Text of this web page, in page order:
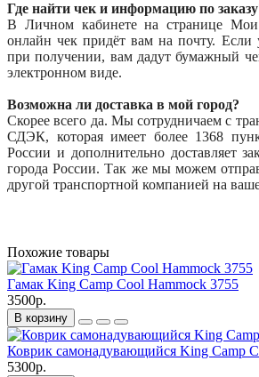
Где найти чек и информацию по
В Личном кабинете на странице
онлайн чек придёт вам на почту. Если
при получении, вам дадут бумажный
электронном виде.
Возможна ли доставка в мой город?
Скорее всего да. Мы сотрудничаем с
СДЭК, которая имеет более 1368
России и дополнительно доставляет
города России. Так же мы можем
другой транспортной компанией на
Похожие товары
Гамак King Camp Cool Hammock 3755
3500р.
В корзину
Коврик самонадувающийся King Camp
5300р.